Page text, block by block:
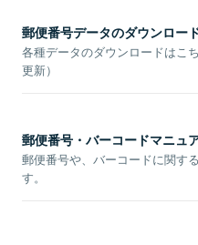
郵便番号データのダウンロー
各種データのダウンロードはこ
更新）
郵便番号・バーコードマニュ
郵便番号や、バーコードに関す
す。